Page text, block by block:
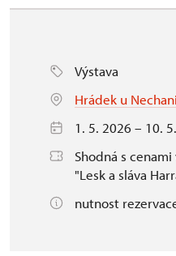
Výstava
Hrádek u
1. 5. 2026 – 10.
Shodná s
"Lesk a sláva
nutnost